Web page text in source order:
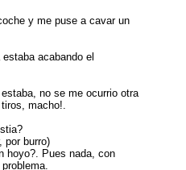
y me puse a cavar un
acabando el
no se me ocurrio otra
macho!.
por burro)
hoyo?. Pues nada, con